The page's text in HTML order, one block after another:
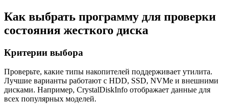
Как выбрать программу для проверки
состояния жесткого диска
Критерии выбора
Проверьте, какие типы накопителей поддерживает утилита.
Лучшие варианты работают с HDD, SSD, NVMe и внешними
дисками. Например, CrystalDiskInfo отображает данные для
всех популярных моделей.